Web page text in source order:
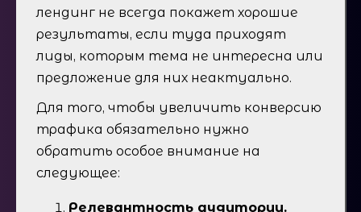
лендинг не всегда покажет хорошие
результаты, если туда приходят
лиды, которым тема не интересна или
предложение для них неактуально.
Для того, чтобы увеличить конверсию
трафика обязательно нужно
обратить особое внимание на
следующее:
Релевантность аудитории.